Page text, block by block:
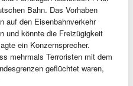
Bahn. Das Vorhaben
auf den Eisenbahnverkehr
und könnte die Freizügigkeit
ein Konzernsprecher.
mehrmals Terroristen mit dem
geflüchtet waren,